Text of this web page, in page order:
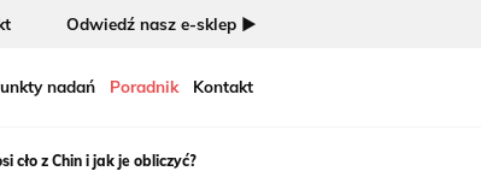
Odwiedź nasz e-sklep ►
nadań Poradnik Kontakt
cło z Chin i jak je obliczyć?